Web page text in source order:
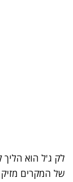
לק ג'ל הוא הליך
של המקרים